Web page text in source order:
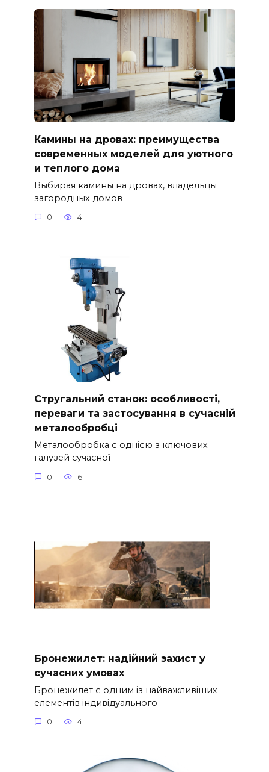
Камины на дровах: преимущества
современных моделей для уютного
и теплого дома
Выбирая камины на дровах, владельцы
загородных домов
0 4
Стругальний станок: особливості,
переваги та застосування в сучасній
металообробці
Металообробка є однією з ключових
галузей сучасної
0 6
Бронежилет: надійний захист у
сучасних умовах
Бронежилет є одним із найважливіших
елементів індивідуального
0 4